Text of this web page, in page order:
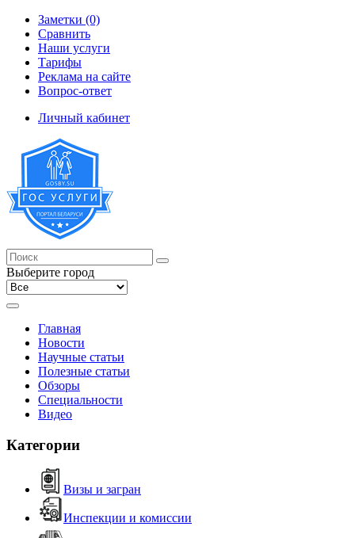
Заметки (0)
Сравнить
Наши услуги
Тарифы
Реклама на сайте
Вопрос-ответ
Личный кабинет
Выберите город
Главная
Новости
Научные статьи
Полезные статьи
Обзоры
Специальности
Видео
Категории
Визы и загран
Инспекции и комиссии